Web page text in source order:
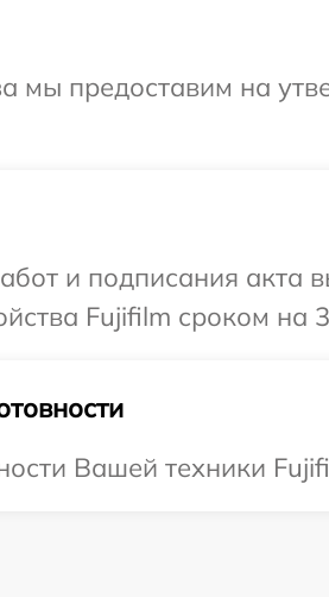
мы предоставим на
и подписания
Fujifilm сроком на
Вашей техники